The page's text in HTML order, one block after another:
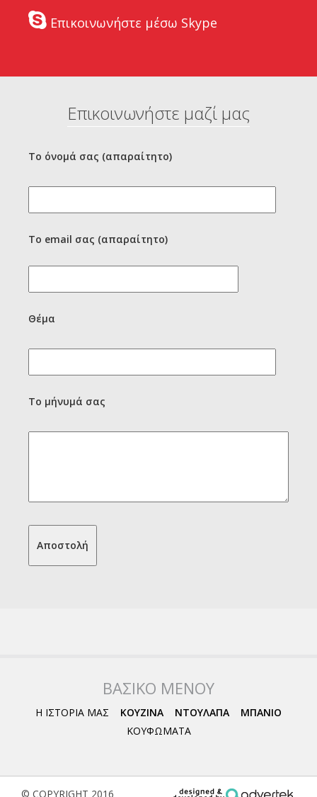
Επικοινωνήστε μέσω Skype
Επικοινωνήστε μαζί μας
Το όνομά σας (απαραίτητο)
Το email σας (απαραίτητο)
Θέμα
Το μήνυμά σας
ΒΑΣΙΚΟ ΜΕΝΟΥ
Η ΙΣΤΟΡΙΑ ΜΑΣ ΚΟΥΖΙΝΑ ΝΤΟΥΛΑΠΑ
ΜΠΑΝΙΟ
ΚΟΥΦΩΜΑΤΑ
© COPYRIGHT 2016